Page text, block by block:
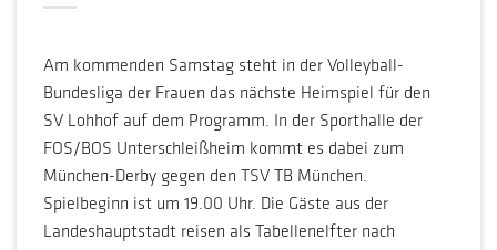
Am kommenden Samstag steht in der Volleyball-
Bundesliga der Frauen das nächste Heimspiel für den
SV Lohhof auf dem Programm. In der Sporthalle der
FOS/BOS Unterschleißheim kommt es dabei zum
München-Derby gegen den TSV TB München.
Spielbeginn ist um 19.00 Uhr. Die Gäste aus der
Landeshauptstadt reisen als Tabellenelfter nach